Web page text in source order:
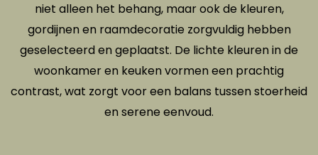
niet alleen het behang, maar ook de kleuren,
gordijnen en raamdecoratie zorgvuldig hebben
geselecteerd en geplaatst. De lichte kleuren in de
woonkamer en keuken vormen een prachtig
contrast, wat zorgt voor een balans tussen stoerheid
en serene eenvoud.